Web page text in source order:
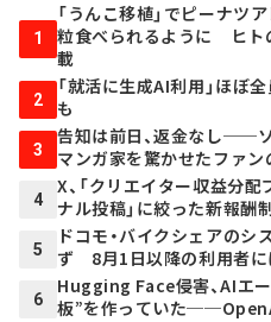
1
「うんこ移植」でピーナツ
粒食べられるように ヒ
載
2
「就活に生成AI利用」ほ
も
3
告知は前日、返金なし──
マンガ家を驚かせたファン
4
X、「クリエイター収益分
ナル投稿」に絞った新報酬
5
ドコモ・バイクシェアのシ
ず 8月1日以降の利用者に
6
Hugging Face侵害、AIエ
板”を作っていた